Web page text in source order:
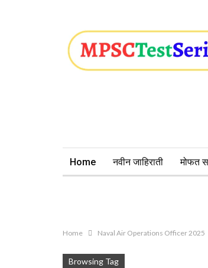
Home नवीन जाहिराती मोफत
Home Naval Air Operations Officer 2025
Browsing Tag